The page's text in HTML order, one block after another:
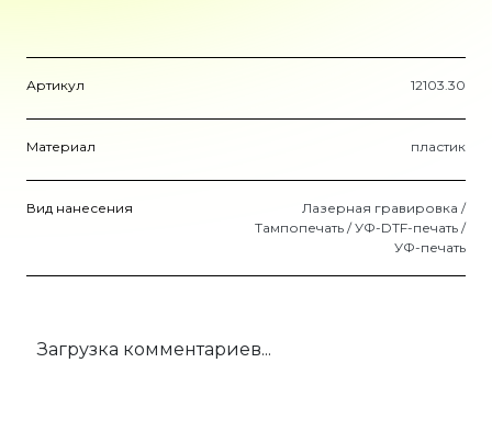
Артикул 12103.30
Материал пластик
Вид нанесения
Лазерная гравировка /
Тампопечать / УФ-DTF-печать /
УФ-печать
Загрузка комментариев...